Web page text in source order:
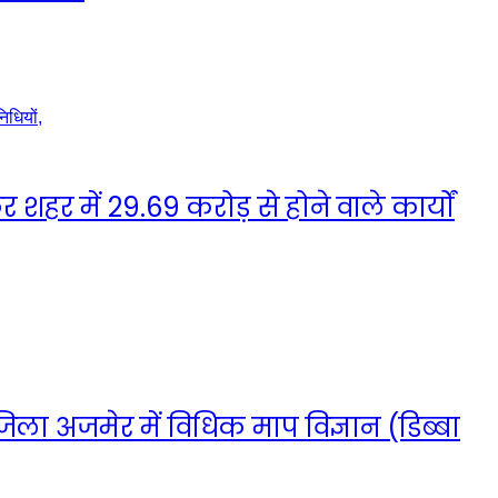
में 29.69 करोड़ से होने वाले कार्यों
अजमेर में विधिक माप विज्ञान (डिब्बा